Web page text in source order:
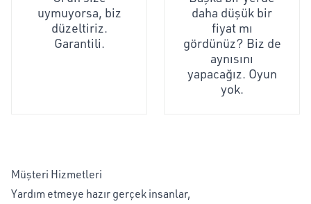
uymuyorsa, biz
düzeltiriz.
Garantili.
daha düşük bir
fiyat mı
gördünüz? Biz de
aynısını
yapacağız. Oyun
yok.
Müşteri Hizmetleri
Yardım etmeye hazır gerçek insanlar,